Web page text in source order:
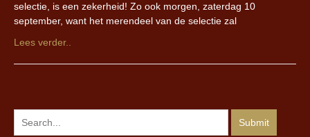
selectie, is een zekerheid! Zo ook morgen, zaterdag 10
september, want het merendeel van de selectie zal
Lees verder..